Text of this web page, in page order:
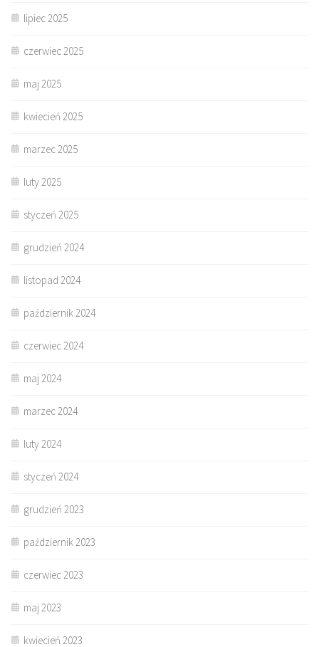
lipiec 2025
czerwiec 2025
maj 2025
kwiecień 2025
marzec 2025
luty 2025
styczeń 2025
grudzień 2024
listopad 2024
październik 2024
czerwiec 2024
maj 2024
marzec 2024
luty 2024
styczeń 2024
grudzień 2023
październik 2023
czerwiec 2023
maj 2023
kwiecień 2023